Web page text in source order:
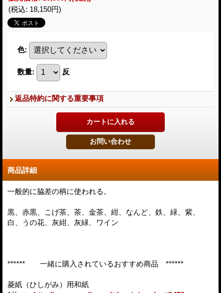
(税込: 18,150円)
色:
数量: 反
返品特約に関する重要事項
商品詳細
一般的に脇差の柄に使われる。
黒、赤黒、こげ茶、茶、金茶、紺、なんど、鉄、緑、紫、
白、うの花、灰紺、灰緑、ワイン
****** 一緒に購入されているおすすめ商品 ******
菱紙（ひしがみ）用和紙